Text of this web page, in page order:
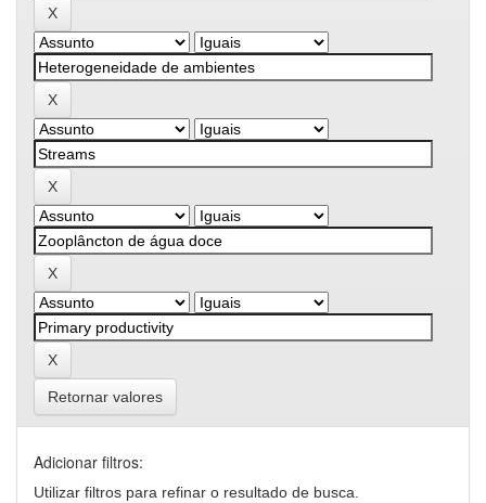
Retornar valores
Adicionar filtros:
Utilizar filtros para refinar o resultado de busca.